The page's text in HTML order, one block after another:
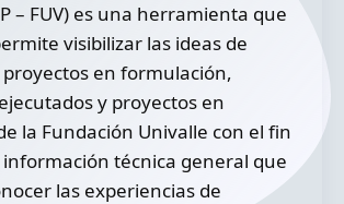
– FUV) es una herramienta que
visibilizar las ideas de
en formulación,
y proyectos en
la Fundación Univalle con el fin
técnica general que
las experiencias de